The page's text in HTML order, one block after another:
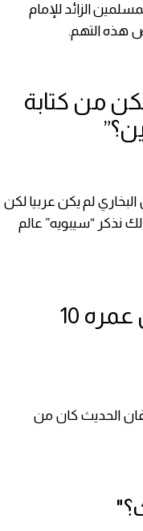
الزائد للإمام
هذه التهم.
من كتابة
لم يكن عربيا لكن
نذكر “سيبويه” عالم
2-"البخاري كان يجمع الأحاديث منذ ان كان عمره 10
فان الحديث كان من